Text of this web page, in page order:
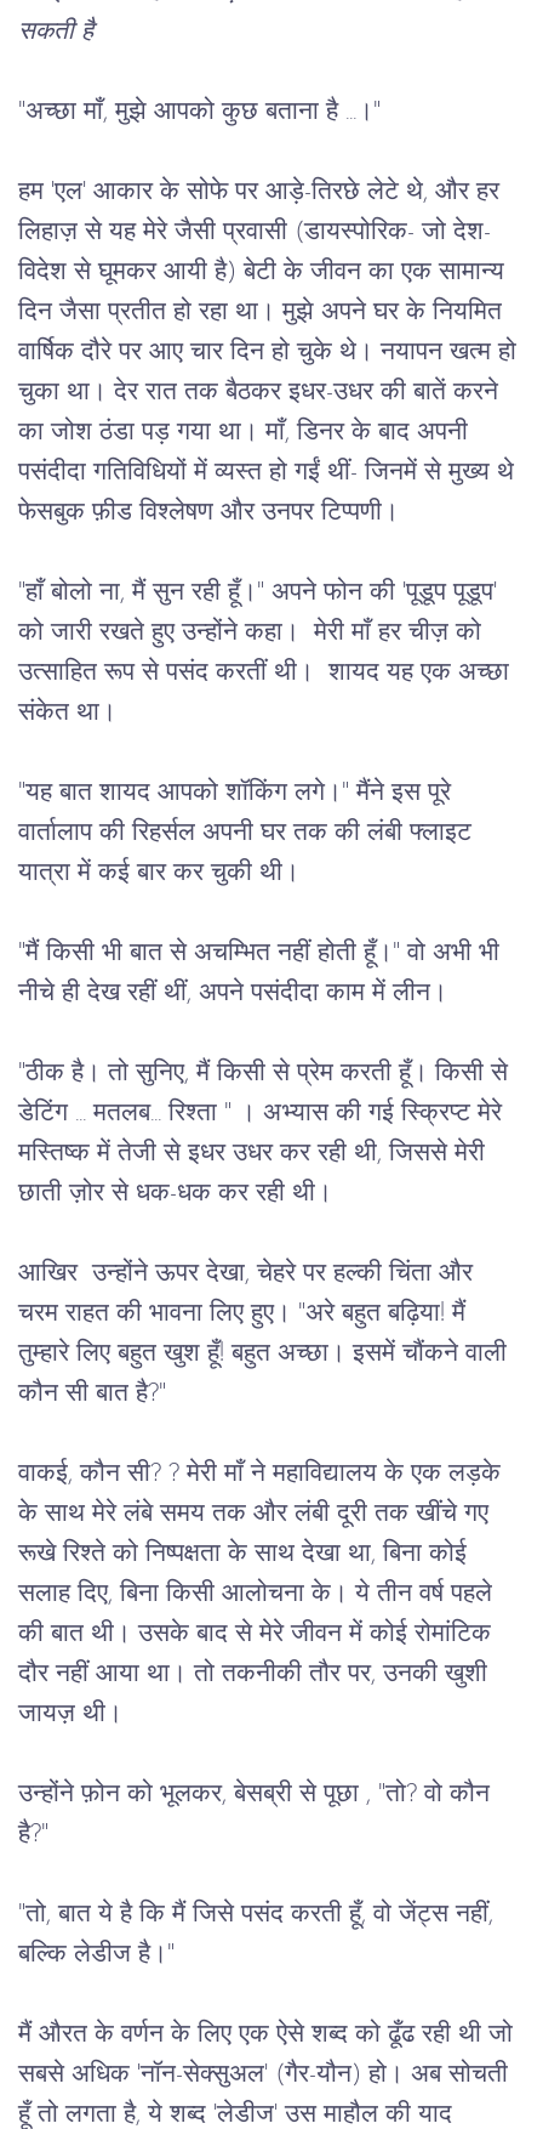
सकती है
"अच्छा माँ, मुझे आपको कुछ बताना है ... । "
हम 'एल' आकार के सोफे पर आड़े-तिरछे लेटे थे, और हर
लिहाज़ से यह मेरे जैसी प्रवासी (डायस्पोरिक- जो देश-
विदेश से घूमकर आयी है) बेटी के जीवन का एक सामान्य
दिन जैसा प्रतीत हो रहा था। मुझे अपने घर के नियमित
वार्षिक दौरे पर आए चार दिन हो चुके थे। नयापन खत्म हो
चुका था। देर रात तक बैठकर इधर-उधर की बातें करने
का जोश ठंडा पड़ गया था। माँ, डिनर के बाद अपनी
पसंदीदा गतिविधियों में व्यस्त हो गईं थीं- जिनमें से मुख्य थे
फेसबुक फ़ीड विश्लेषण और उनपर टिप्पणी।
"हाँ बोलो ना, मैं सुन रही हूँ। " अपने फोन की 'पूडूप पूडूप'
को जारी रखते हुए उन्होंने कहा। मेरी माँ हर चीज़ को
उत्साहित रूप से पसंद करतीं थी। शायद यह एक अच्छा
संकेत था।
"यह बात शायद आपको शॉकिंग लगे। " मैंने इस पूरे
वार्तालाप की रिहर्सल अपनी घर तक की लंबी फ्लाइट
यात्रा में कई बार कर चुकी थी।
"मैं किसी भी बात से अचम्भित नहीं होती हूँ। " वो अभी भी
नीचे ही देख रहीं थीं, अपने पसंदीदा काम में लीन।
"ठीक है। तो सुनिए, मैं किसी से प्रेम करती हूँ। किसी से
डेटिंग ... मतलब... रिश्ता " । अभ्यास की गई स्क्रिप्ट मेरे
मस्तिष्क में तेजी से इधर उधर कर रही थी, जिससे मेरी
छाती ज़ोर से धक-धक कर रही थी।
आखिर उन्होंने ऊपर देखा, चेहरे पर हल्की चिंता और
चरम राहत की भावना लिए हुए। "अरे बहुत बढ़िया! मैं
तुम्हारे लिए बहुत खुश हूँ! बहुत अच्छा। इसमें चौंकने वाली
कौन सी बात है?"
वाकई, कौन सी? ? मेरी माँ ने महाविद्यालय के एक लड़के
के साथ मेरे लंबे समय तक और लंबी दूरी तक खींचे गए
रूखे रिश्ते को निष्पक्षता के साथ देखा था, बिना कोई
सलाह दिए, बिना किसी आलोचना के। ये तीन वर्ष पहले
की बात थी। उसके बाद से मेरे जीवन में कोई रोमांटिक
दौर नहीं आया था। तो तकनीकी तौर पर, उनकी खुशी
जायज़ थी।
उन्होंने फ़ोन को भूलकर, बेसब्री से पूछा , "तो? वो कौन
है?"
"तो, बात ये है कि मैं जिसे पसंद करती हूँ, वो जेंट्स नहीं,
बल्कि लेडीज है। "
मैं औरत के वर्णन के लिए एक ऐसे शब्द को ढूँढ रही थी जो
सबसे अधिक 'नॉन-सेक्सुअल' (गैर-यौन) हो। अब सोचती
हूँ तो लगता है, ये शब्द 'लेडीज' उस माहौल की याद